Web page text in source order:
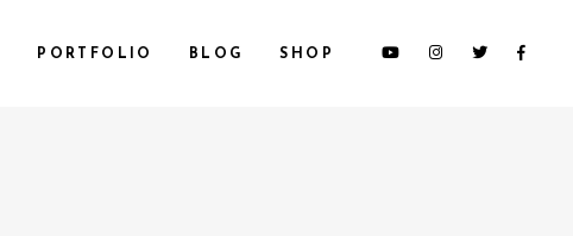
PORTFOLIO BLOG SHOP